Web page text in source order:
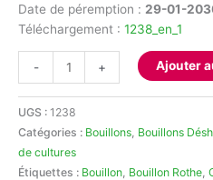
Date de péremption : 29-01-
Téléchargement : 1238_en_1
-
de
Bouillon
Rothe
500G
CONDALAB
+ Ajouter
UGS : 1238
Catégories : Bouillons, Bouillons
de cultures
Étiquettes : Bouillon, Bouillon Rothe,